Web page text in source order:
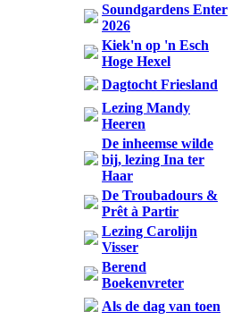
Soundgardens Enter
2026
Kiek'n op 'n Esch
Hoge Hexel
Dagtocht Friesland
Lezing Mandy
Heeren
De inheemse wilde
bij, lezing Ina ter
Haar
De Troubadours &
Prêt à Partir
Lezing Carolijn
Visser
Berend
Boekenvreter
Als de dag van toen